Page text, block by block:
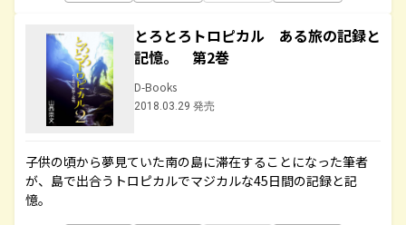
とろとろトロピカル ある旅の記録と
記憶。 第2巻
D-Books
2018.03.29 発売
子供の頃から夢見ていた南の島に滞在することになった筆者
が、島で出合うトロピカルでマジカルな45日間の記録と記
憶。